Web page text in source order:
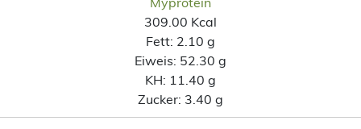
309.00 Kcal
Fett: 2.10 g
Eiweis: 52.30 g
KH: 11.40 g
Zucker: 3.40 g